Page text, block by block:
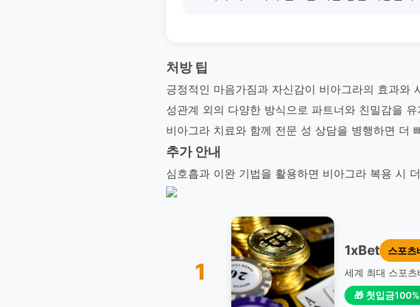
처방 팁
긍정적인 마음가짐과 자신감이 비아그라의 효과와
성관계 외의 다양한 방식으로 파트너와 친밀감을
비아그라 치료와 함께 전문 성 상담을 병행하면 더
추가 안내
심호흡과 이완 기법을 활용하면 비아그라 복용 시
1
1xBet
스포츠
세계 최대 스포
🎁 첫입금